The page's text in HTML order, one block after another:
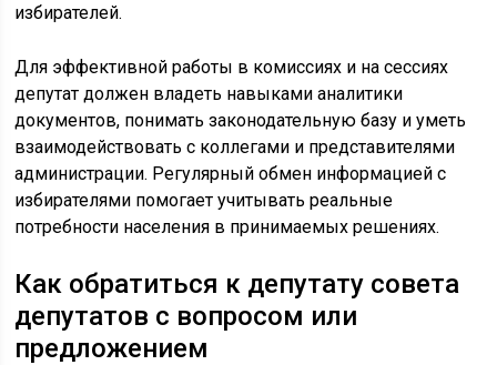
избирателей.
Для эффективной работы в комиссиях и на сессиях
депутат должен владеть навыками аналитики
документов, понимать законодательную базу и уметь
взаимодействовать с коллегами и представителями
администрации. Регулярный обмен информацией с
избирателями помогает учитывать реальные
потребности населения в принимаемых решениях.
Как обратиться к депутату совета
депутатов с вопросом или
предложением